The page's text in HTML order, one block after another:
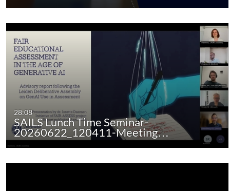
28:08
SAILS Lunch Time Seminar-
20260622_120411-Meeting…